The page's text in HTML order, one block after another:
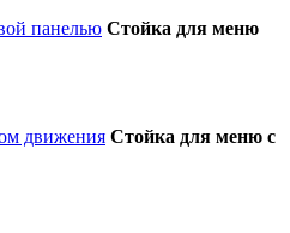
Стойка для меню
Стойка для меню с